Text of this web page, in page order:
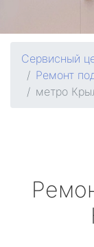
Сервисный
Ремонт
метро